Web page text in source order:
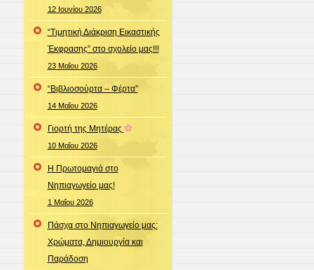
12 Ιουνίου 2026
“Τιμητική Διάκριση Εικαστικής
Έκφρασης” στο σχολείο μας!!!
23 Μαΐου 2026
“Βιβλιοσούρτα – Φέρτα”
14 Μαΐου 2026
Γιορτή της Μητέρας
10 Μαΐου 2026
Η Πρωτομαγιά στο
Νηπιαγωγείο μας!
1 Μαΐου 2026
Πάσχα στο Νηπιαγωγείο μας:
Χρώματα, Δημιουργία και
Παράδοση